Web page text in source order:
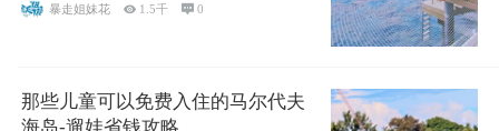
暴走姐妹花  1.5千 0
那些儿童可以免费入住的马尔代夫